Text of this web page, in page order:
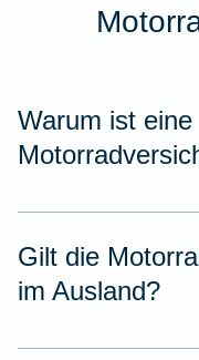
Warum ist eine
Gilt die
im Ausland?